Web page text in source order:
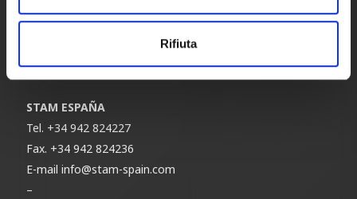
Rifiuta
31050 Ponzano Veneto
Italia
STAM ESPAÑA
Tel. +34 942 824227
Fax. +34 942 824236
E-mailinfo@stam-spain.com
–